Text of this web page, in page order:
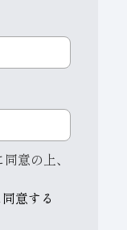
同意の上、
意する